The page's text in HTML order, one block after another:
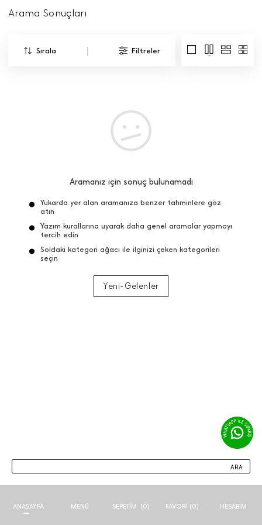
Arama Sonuçları
Sırala | Filtreler
Aramanız için sonuç bulunamadı
Yukarda yer alan aramanıza benzer tahminlere göz
atın
Yazım kurallarına uyarak daha genel aramalar yapmayı
tercih edin
Soldaki kategori ağacı ile ilginizi çeken kategorileri
seçin
Yeni-Gelenler
ARA
ANASAYFA MENÜ SEPETIM (0) FAVORI (0) HESABIM